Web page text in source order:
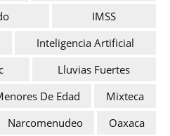
IMSS
Inteligencia Artificial
Lluvias Fuertes
De Edad
Mixteca
Narcomenudeo
Oaxaca